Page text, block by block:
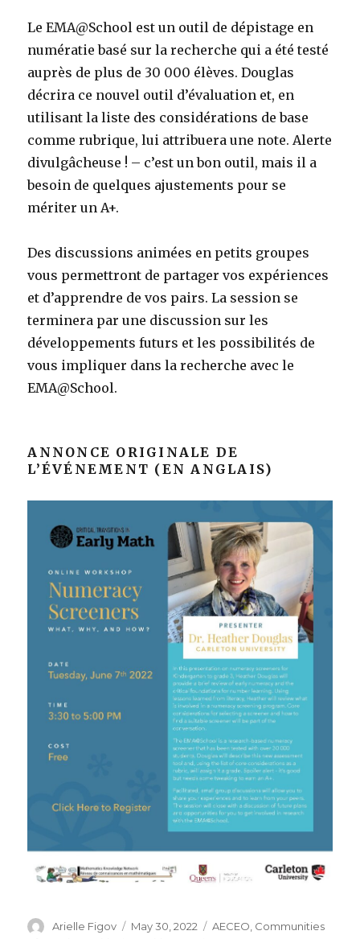
Le EMA@School est un outil de dépistage en
numératie basé sur la recherche qui a été testé
auprès de plus de 30 000 élèves. Douglas
décrira ce nouvel outil d’évaluation et, en
utilisant la liste des considérations de base
comme rubrique, lui attribuera une note. Alerte
divulgâcheuse ! – c’est un bon outil, mais il a
besoin de quelques ajustements pour se
mériter un A+.
Des discussions animées en petits groupes
vous permettront de partager vos expériences
et d’apprendre de vos pairs. La session se
terminera par une discussion sur les
développements futurs et les possibilités de
vous impliquer dans la recherche avec le
EMA@School.
ANNONCE ORIGINALE DE
L’ÉVÉNEMENT (EN ANGLAIS)
Author
Arielle Figov
Posted
May 30, 2022 Categories
AECEO Communities